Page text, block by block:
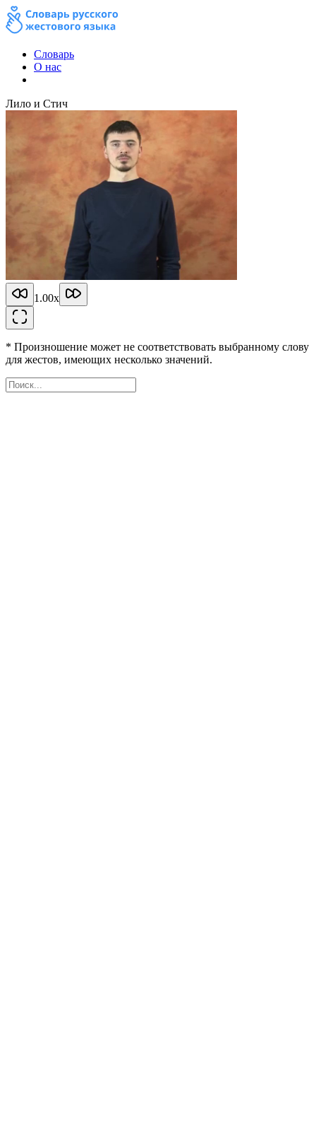
Словарь
О нас
Лило и Стич
1.00x
* Произношение может не соответствовать выбранному слову
для жестов, имеющих несколько значений.